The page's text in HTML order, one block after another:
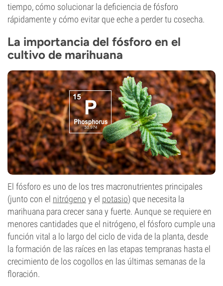
tiempo, cómo solucionar la deficiencia de fósforo
rápidamente y cómo evitar que eche a perder tu cosecha.
La importancia del fósforo en el
cultivo de marihuana
El fósforo es uno de los tres macronutrientes principales
(junto con el nitrógeno y el potasio) que necesita la
marihuana para crecer sana y fuerte. Aunque se requiere en
menores cantidades que el nitrógeno, el fósforo cumple una
función vital a lo largo del ciclo de vida de la planta, desde
la formación de las raíces en las etapas tempranas hasta el
crecimiento de los cogollos en las últimas semanas de la
floración.